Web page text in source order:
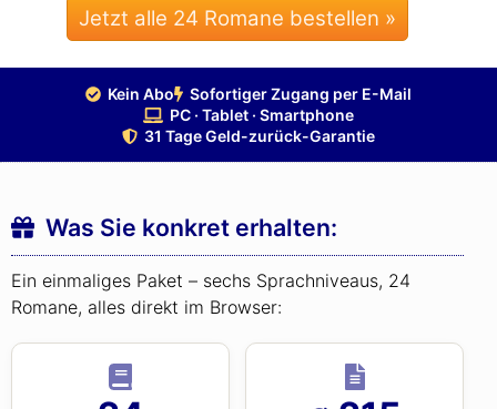
Jetzt alle 24 Romane bestellen »
Kein Abo
Sofortiger Zugang per E-Mail
PC · Tablet · Smartphone
31 Tage Geld-zurück-Garantie
Was Sie konkret erhalten:
Ein einmaliges Paket – sechs Sprachniveaus, 24
Romane, alles direkt im Browser: